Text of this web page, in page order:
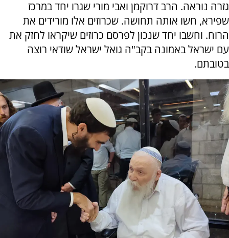
גזרה נוראה. הרב דרוקמן ואבי מורי שגרו יחד במרכז
שפירא, חשו אותה תחושה. שכרוזים אלו מורידים את
הרוח. וחשבו יחד שנכון לפרסם כרוזים שיקראו לחזק את
עם ישראל באמונה בקב"ה גואל ישראל שודאי רוצה
בטובתם.